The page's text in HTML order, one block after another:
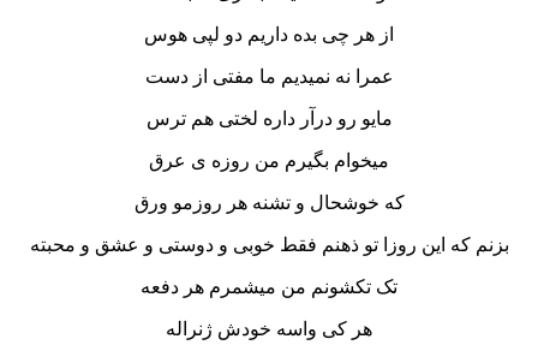
از هر چی بده داریم دو لپی هوس
عمرا نه نمیدیم ما مفتی از دست
مایو رو درآر داره لختی هم ترس
میخوام بگیرم من روزه ی عرق
که خوشحال و تشنه هر روزمو ورق
بزنم که این روزا تو ذهنم فقط خوبی و دوستی و عشق و محبته
تک تکشونم من میشمرم هر دفعه
هر کی واسه خودش ژنراله